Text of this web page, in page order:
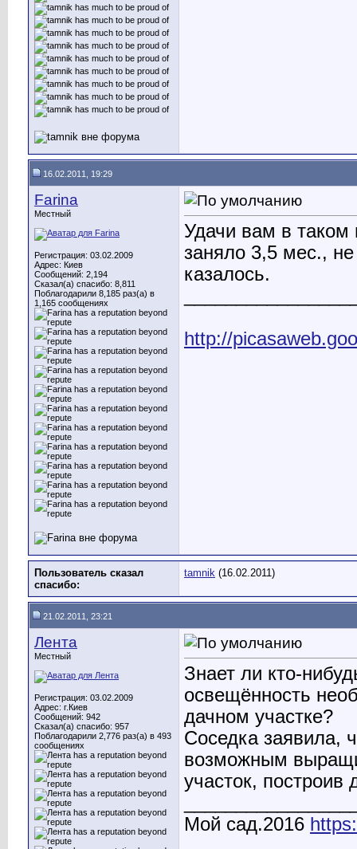
16.02.2011, 19:29
Farina
Местный
Регистрация: 03.02.2009
Адрес: Киев
Сообщений: 2,194
Сказал(а) спасибо: 8,811
Поблагодарили 8,185 раз(а) в
1,165 сообщениях
Удачи вам в
заняло 3,5 мес.,
казалось.
http://
Пользователь сказал
cпасибо:
tamnik (16.02.2011)
21.02.2011, 23:21
Лента
Местный
Регистрация: 03.02.2009
Адрес: г.Киев
Сообщений: 942
Сказал(а) спасибо: 957
Поблагодарили 2,776 раз(а) в 493
сообщениях
Знает ли кто-
освещённость
дачном участке?
Соседка заявила,
возможным
участок, построив
Мой сад.2016